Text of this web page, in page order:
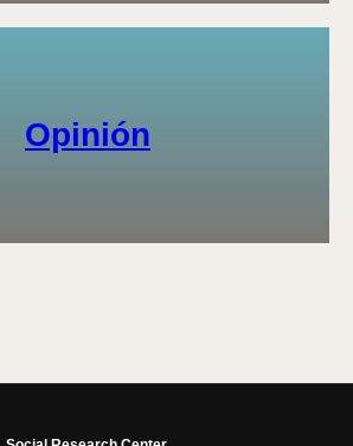
Opinión